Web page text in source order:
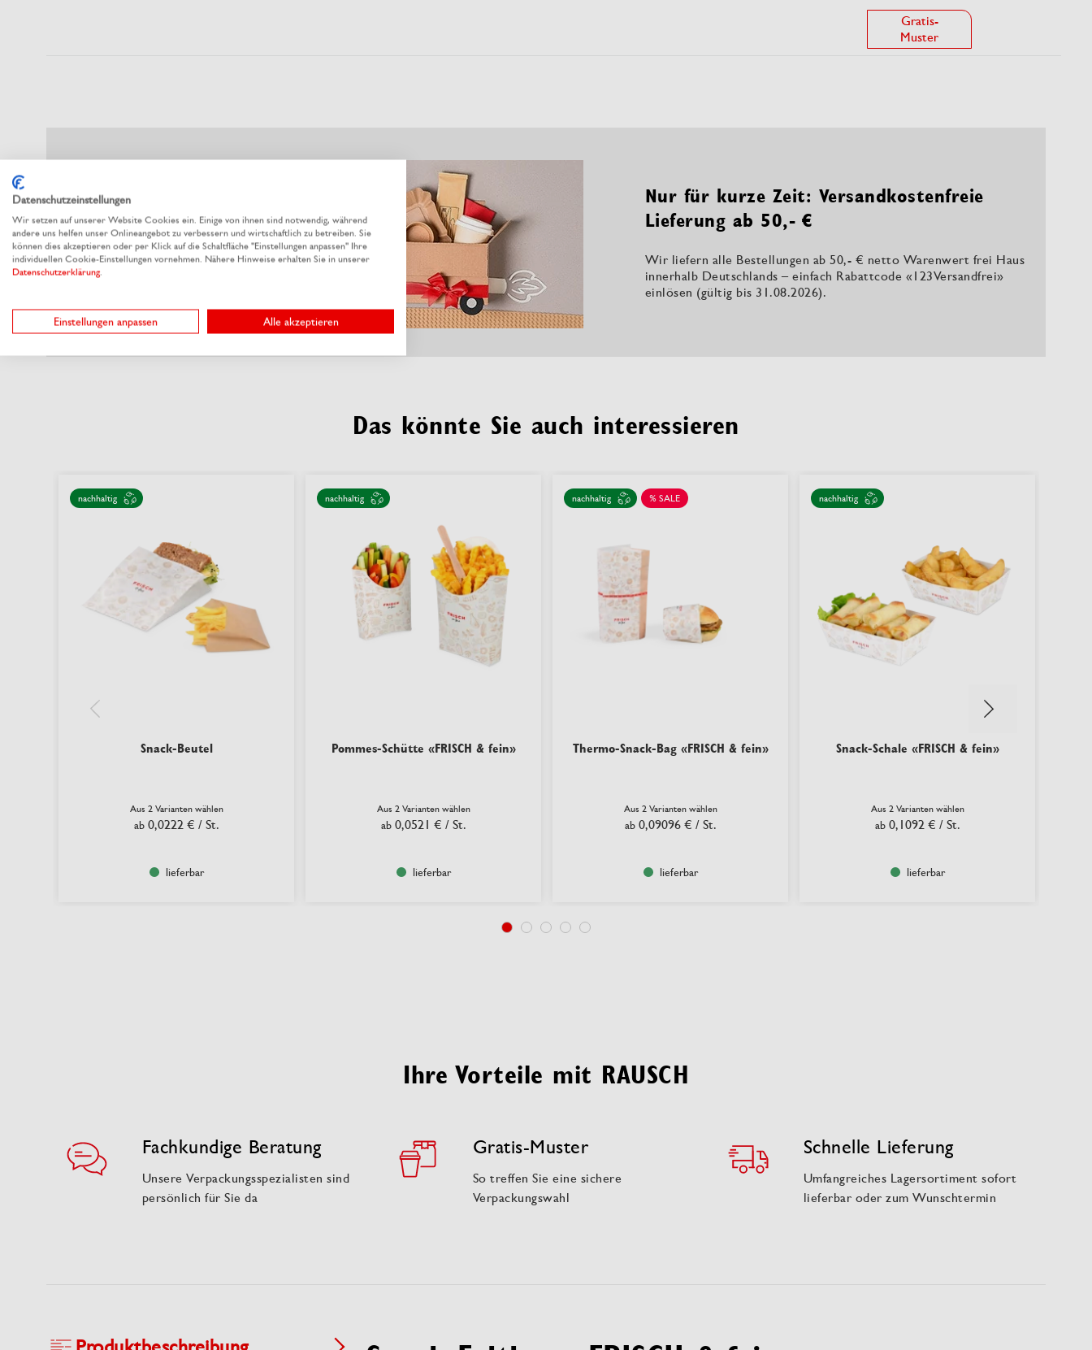
Gratis-
Muster
Nur für kurze Zeit: Versandkostenfreie
Lieferung ab 50,- €
Wir liefern alle Bestellungen ab 50,- € netto Warenwert frei Haus
innerhalb Deutschlands – einfach Rabattcode «123Versandfrei»
einlösen (gültig bis 31.08.2026).
Das könnte Sie auch interessieren
nachhaltig
Snack-Beutel
Aus 2 Varianten wählen
ab 0,0222 € / St.
lieferbar
nachhaltig
Pommes-Schütte «FRISCH & fein»
Aus 2 Varianten wählen
ab 0,0521 € / St.
lieferbar
nachhaltig % SALE
Thermo-Snack-Bag «FRISCH & fein»
Aus 2 Varianten wählen
ab 0,09096 € / St.
lieferbar
nachhaltig
Snack-Schale «FRISCH & fein»
Aus 2 Varianten wählen
ab 0,1092 € / St.
lieferbar
Ihre Vorteile mit RAUSCH
Fachkundige Beratung
Unsere Verpackungsspezialisten sind
persönlich für Sie da
Gratis-Muster
So treffen Sie eine sichere
Verpackungswahl
Schnelle Lieferung
Umfangreiches Lagersortiment sofort
lieferbar oder zum Wunschtermin
Datenschutzeinstellungen
Wir setzen auf unserer Website Cookies ein. Einige von ihnen sind notwendig, während
andere uns helfen unser Onlineangebot zu verbessern und wirtschaftlich zu betreiben. Sie
können dies akzeptieren oder per Klick auf die Schaltfläche "Einstellungen anpassen" Ihre
individuellen Cookie-Einstellungen vornehmen. Nähere Hinweise erhalten Sie in unserer
Datenschutzerklärung.
Einstellungen anpassen Alle akzeptieren